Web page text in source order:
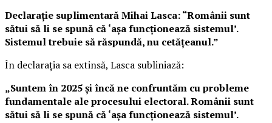
Declarație suplimentară Mihai Lasca: “Românii sunt
sătui să li se spună că ‘așa funcționează sistemul’.
Sistemul trebuie să răspundă, nu cetățeanul.”
În declarația sa extinsă, Lasca subliniază:
„Suntem în 2025 și încă ne confruntăm cu probleme
fundamentale ale procesului electoral. Românii sunt
sătui să li se spună că ‘așa funcționează sistemul’.